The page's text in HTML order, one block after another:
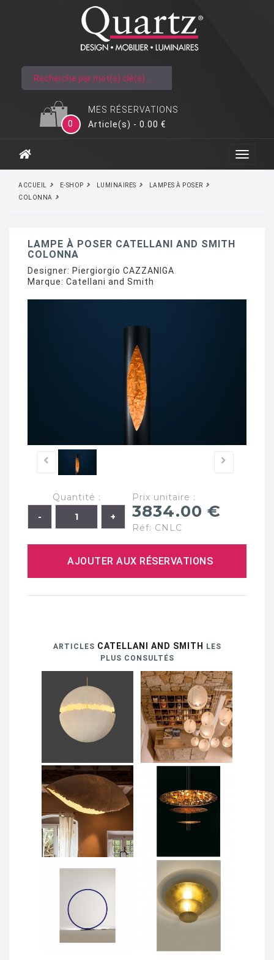
MES RÉSERVATIONS
0
Article(s) - 0.00 €
ACCUEIL E-SHOP LUMINAIRES
LAMPES À POSER
COLONNA
LAMPE À POSER CATELLANI AND SMITH
COLONNA
Designer: Piergiorgio CAZZANIGA
Marque: Catellani and Smith
Quantité : Prix unitaire :
3834.00 €
Réf: CNLC
AJOUTER AUX RÉSERVATIONS
ARTICLES CATELLANI AND SMITH LES
PLUS CONSULTÉS